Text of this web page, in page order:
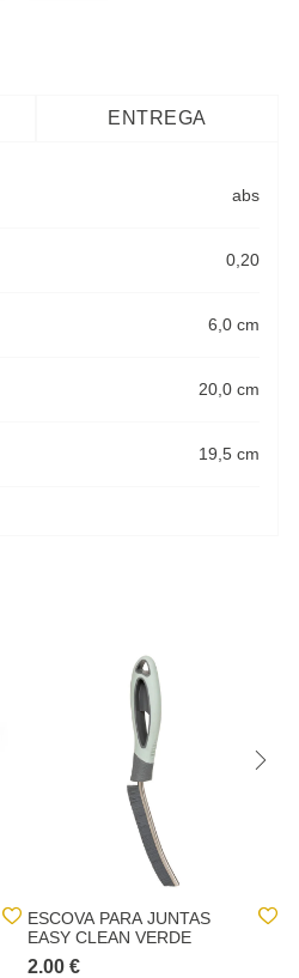
ENTREGA
abs
0,20
6,0 cm
20,0 cm
19,5 cm
ESCOVA PARA JUNTAS
EASY CLEAN VERDE
2.00 €